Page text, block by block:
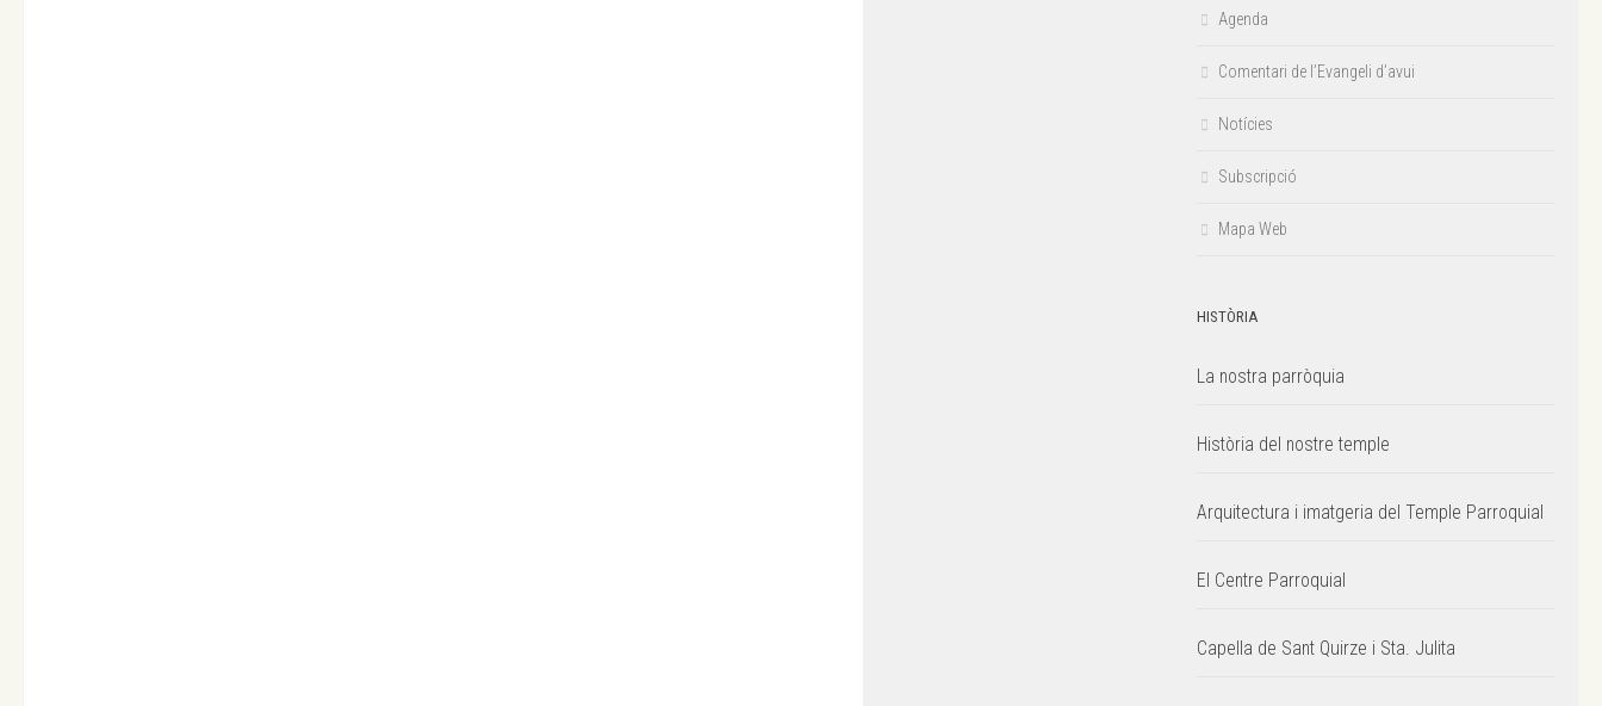
Agenda
Comentari de l’Evangeli d’avui
Notícies
Subscripció
Mapa Web
HISTÒRIA
La nostra parròquia
Història del nostre temple
Arquitectura i imatgeria del Temple Parroquial
El Centre Parroquial
Capella de Sant Quirze i Sta. Julita